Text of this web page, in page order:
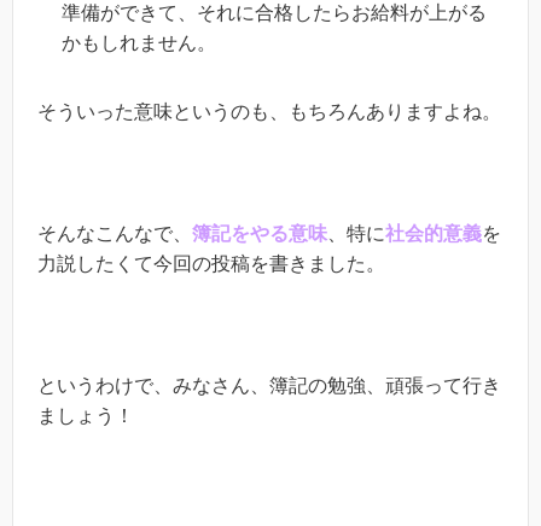
準備ができて、それに合格したらお給料が上がる
かもしれません。
そういった意味というのも、もちろんありますよね。
そんなこんなで、 簿記をやる意味 、特に社会的意義を
力説したくて今回の投稿を書きました。
というわけで、みなさん、簿記の勉強、頑張って行き
ましょう！